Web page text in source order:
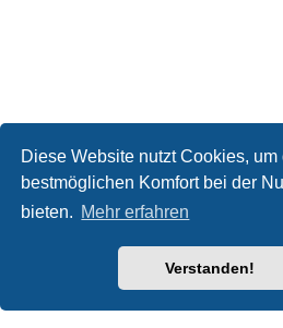
Diese Website nutzt Cookies, um
bestmöglichen Komfort bei der
bieten. Mehr erfahren
Verstanden!